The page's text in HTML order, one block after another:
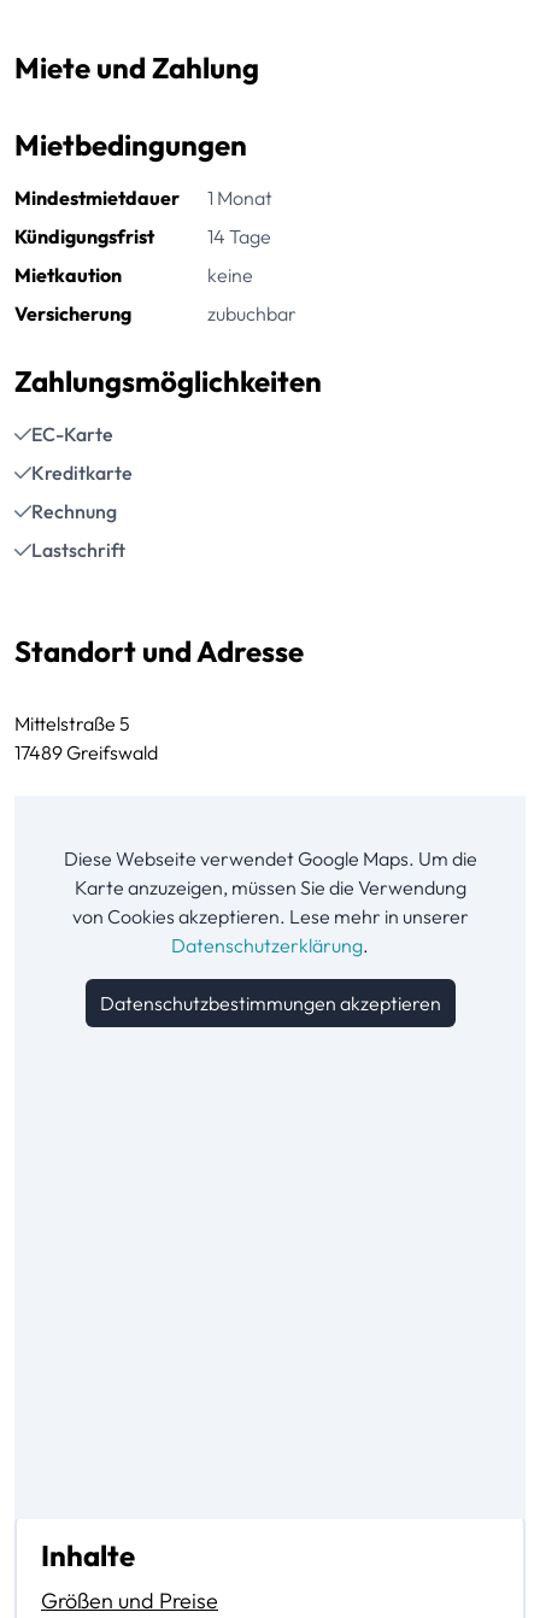
Miete und Zahlung
Mietbedingungen
Mindestmietdauer
1 Monat
Kündigungsfrist
14 Tage
Mietkaution
keine
Versicherung
zubuchbar
Zahlungsmöglichkeiten
EC-Karte
Kreditkarte
Rechnung
Lastschrift
Standort und Adresse
Mittelstraße 5
17489 Greifswald
Diese Webseite verwendet Google Maps. Um die
Karte anzuzeigen, müssen Sie die Verwendung
von Cookies akzeptieren. Lese mehr in unserer
Datenschutzerklärung.
Datenschutzbestimmungen akzeptieren
Inhalte
Größen und Preise